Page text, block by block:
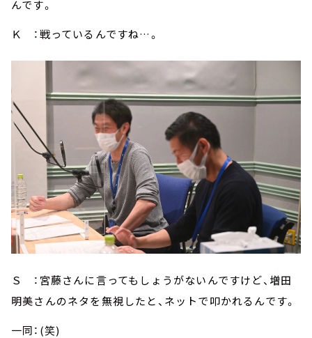
んです。
Ｋ ：戦っているんですね…。
Ｓ ：宮藤さんに言ってもしょうがないんですけど、増田
明美さんのネタを無視したと、ネットで叩かれるんです。
一同：(笑)